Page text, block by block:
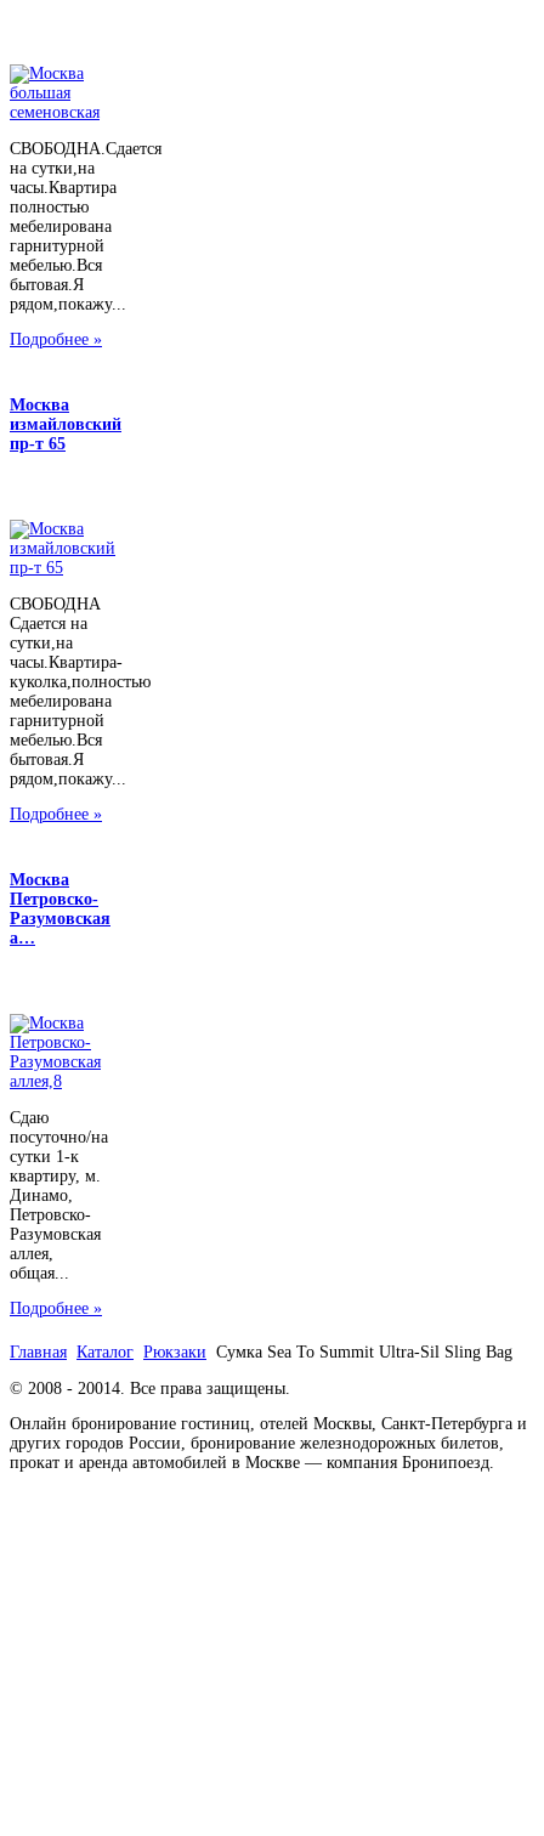
СВОБОДНА.Сдается
на сутки,на
часы.Квартира
полностью
мебелирована
гарнитурной
мебелью.Вся
бытовая.Я
рядом,покажу...
Подробнее »
Москва
измайловский
пр-т 65
СВОБОДНА
Сдается на
сутки,на
часы.Квартира-
куколка,полностью
мебелирована
гарнитурной
мебелью.Вся
бытовая.Я
рядом,покажу...
Подробнее »
Москва
Петровско-
Разумовская
а…
Сдаю
посуточно/на
сутки 1-к
квартиру, м.
Динамо,
Петровско-
Разумовская
аллея,
общая...
Подробнее »
Главная Каталог Рюкзаки Сумка Sea To Summit Ultra-Sil Sling Bag
© 2008 - 20014. Все права защищены.
Онлайн бронирование гостиниц, отелей Москвы, Санкт-Петербурга и
других городов России, бронирование железнодорожных билетов,
прокат и аренда автомобилей в Москве — компания Бронипоезд.